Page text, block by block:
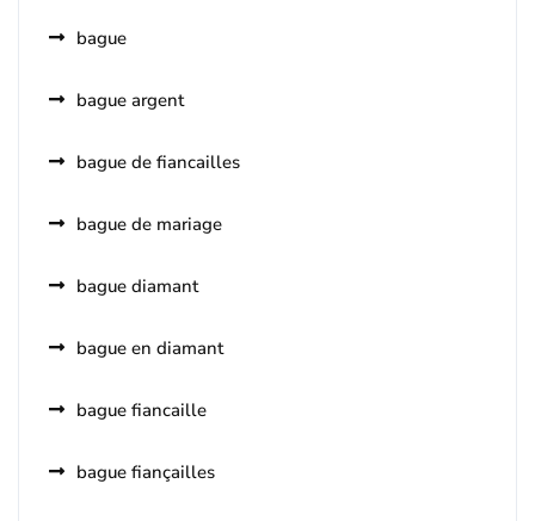
bague
bague argent
bague de fiancailles
bague de mariage
bague diamant
bague en diamant
bague fiancaille
bague fiançailles